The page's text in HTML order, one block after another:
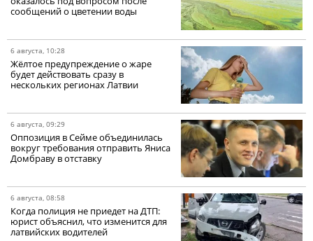
сообщений о цветении воды
6 августа, 10:28
Жёлтое предупреждение о жаре
будет действовать сразу в
нескольких регионах Латвии
6 августа, 09:29
Оппозиция в Сейме объединилась
вокруг требования отправить Яниса
Домбраву в отставку
6 августа, 08:58
Когда полиция не приедет на ДТП:
юрист объяснил, что изменится для
латвийских водителей